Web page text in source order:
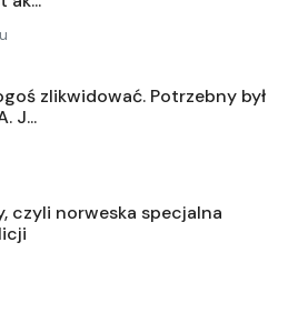
zlikwidować. Potrzebny był
J...
czyli norweska specjalna